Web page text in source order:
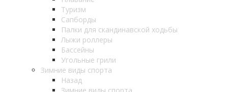
Туризм
Сапборды
Палки для скандинавской ходьбы
Лыжи роллеры
Бассейны
Угольные грили
Зимние виды спорта
Назад
Зимние виды спорта